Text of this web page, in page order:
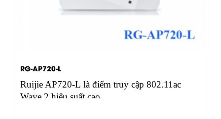
RG-AP720-L
Ruijie AP720-L là điểm truy cập 802.11ac
Wave 2 hiệu suất cao…